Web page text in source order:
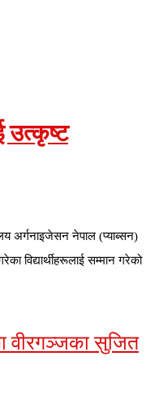
उत्कृष्ट
अर्गनाइजेसन नेपाल (प्याब्सन)
विद्यार्थीहरूलाई सम्मान गरेको
वीरगञ्जका सुजित